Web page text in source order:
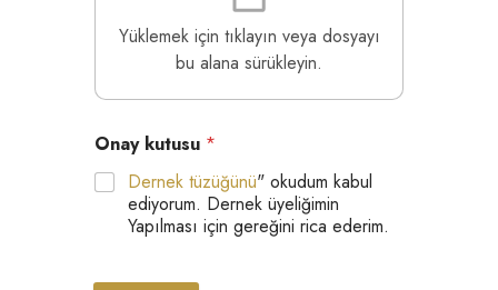
Yüklemek için tıklayın veya dosyayı
bu alana sürükleyin.
Onay kutusu *
Dernek tüzüğünü" okudum kabul
ediyorum. Dernek üyeliğimin
Yapılması için gereğini rica ederim.